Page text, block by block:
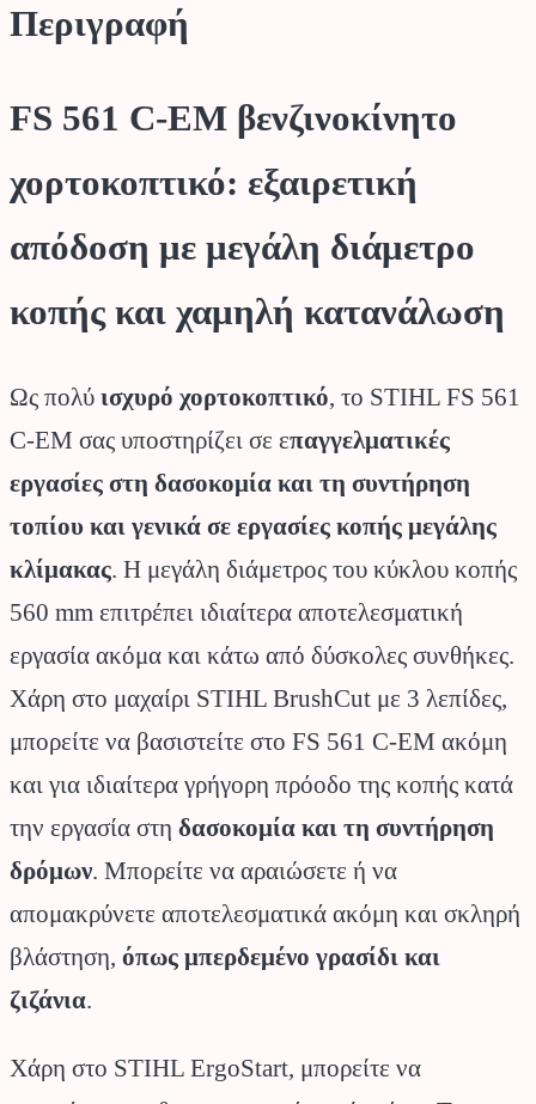
Περιγραφή
FS 561 C-EM βενζινοκίνητο
χορτoκοπτικό: εξαιρετική
απόδοση με μεγάλη διάμετρο
κοπής και χαμηλή κατανάλωση
Ως πολύ ισχυρό χορτοκοπτικό, το STIHL FS 561
C-EM σας υποστηρίζει σε επαγγελματικές
εργασίες στη δασοκομία και τη συντήρηση
τοπίου και γενικά σε εργασίες κοπής μεγάλης
κλίμακας. Η μεγάλη διάμετρος του κύκλου κοπής
560 mm επιτρέπει ιδιαίτερα αποτελεσματική
εργασία ακόμα και κάτω από δύσκολες συνθήκες.
Χάρη στο μαχαίρι STIHL BrushCut με 3 λεπίδες,
μπορείτε να βασιστείτε στο FS 561 C-EM ακόμη
και για ιδιαίτερα γρήγορη πρόοδο της κοπής κατά
την εργασία στη δασοκομία και τη συντήρηση
δρόμων. Μπορείτε να αραιώσετε ή να
απομακρύνετε αποτελεσματικά ακόμη και σκληρή
βλάστηση, όπως μπερδεμένο γρασίδι και
ζιζάνια.
Χάρη στο STIHL ErgoStart, μπορείτε να